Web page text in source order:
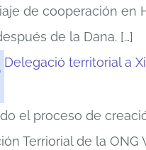
de cooperación en
de la Dana. […]
Delegació territorial a
el proceso de
Terriorial de la ONG